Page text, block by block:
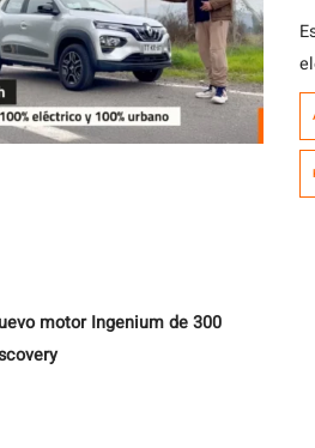
motor Ingenium de 300